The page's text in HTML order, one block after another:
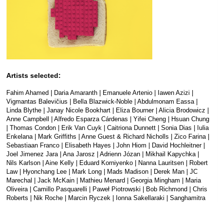
Artists selected:
Fahim Ahamed | Daria Amaranth | Emanuele Artenio | Iawen Azizi |
Vigmantas Balevičius | Bella Blazwick-Noble | Abdulmonam Eassa |
Linda Blythe | Janay Nicole Bookhart | Eliza Bourner | Alicia Brodowicz |
Anne Campbell | Alfredo Esparza Cárdenas | Yifei Cheng | Hsuan Chung
| Thomas Condon | Erik Van Cuyk | Caitriona Dunnett | Sonia Dias | Iulia
Enkelana | Mark Griffiths | Anne Guest & Richard Nicholls | Zico Farina |
Sebastiaan Franco | Elisabeth Hayes | John Hiom | David Hochleitner |
Joel Jimenez Jara | Ana Jarosz | Adrienn Józan | Mikhail Kapychka |
Nils Karlson | Aine Kelly | Eduard Korniyenko | Nanna Lauritsen | Robert
Law | Hyonchang Lee | Mark Long | Mads Madison | Derek Man | JC
Marechal | Jack McKain | Mathieu Menard | Georgia Mingham | Maria
Oliveira | Camillo Pasquarelli | Paweł Piotrowski | Bob Richmond | Chris
Roberts | Nik Roche | Marcin Ryczek | Ionna Sakellaraki | Sanghamitra